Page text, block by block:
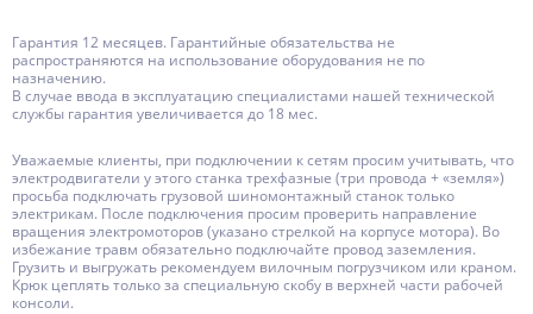
Гарантия 12 месяцев. Гарантийные обязательства не
распространяются на использование оборудования не по
назначению.
В случае ввода в эксплуатацию специалистами нашей технической
службы гарантия увеличивается до 18 мес.
Уважаемые клиенты, при подключении к сетям просим учитывать, что
электродвигатели у этого станка трехфазные (три провода + «земля»)
просьба подключать грузовой шиномонтажный станок только
электрикам. После подключения просим проверить направление
вращения электромоторов (указано стрелкой на корпусе мотора). Во
избежание травм обязательно подключайте провод заземления.
Грузить и выгружать рекомендуем вилочным погрузчиком или краном.
Крюк цеплять только за специальную скобу в верхней части рабочей
консоли.